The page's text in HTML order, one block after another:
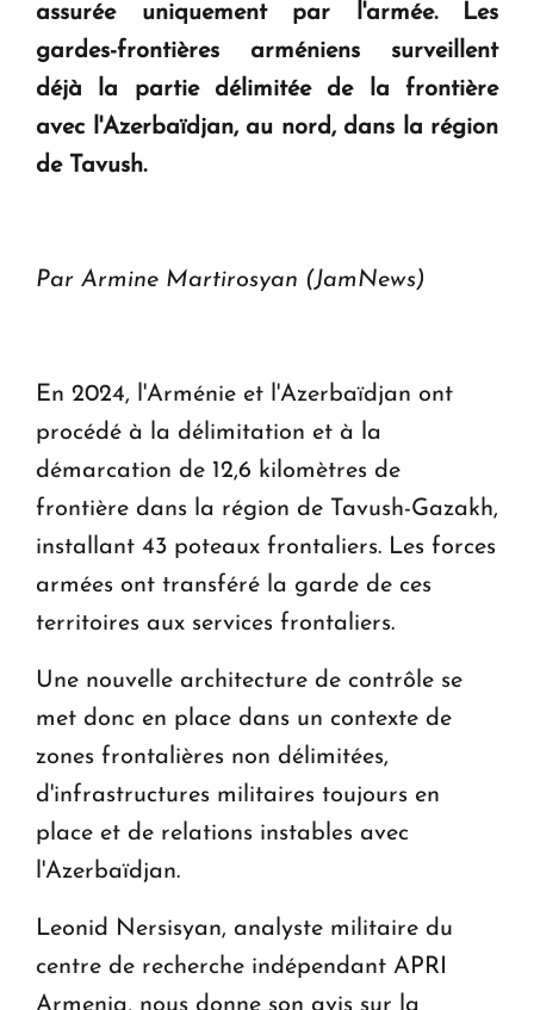
assurée uniquement par l'armée. Les
gardes-frontières arméniens surveillent
déjà la partie délimitée de la frontière
avec l'Azerbaïdjan, au nord, dans la région
de Tavush.
Par Armine Martirosyan (JamNews)
En 2024, l'Arménie et l'Azerbaïdjan ont
procédé à la délimitation et à la
démarcation de 12,6 kilomètres de
frontière dans la région de Tavush-Gazakh,
installant 43 poteaux frontaliers. Les forces
armées ont transféré la garde de ces
territoires aux services frontaliers.
Une nouvelle architecture de contrôle se
met donc en place dans un contexte de
zones frontalières non délimitées,
d'infrastructures militaires toujours en
place et de relations instables avec
l'Azerbaïdjan.
Leonid Nersisyan, analyste militaire du
centre de recherche indépendant APRI